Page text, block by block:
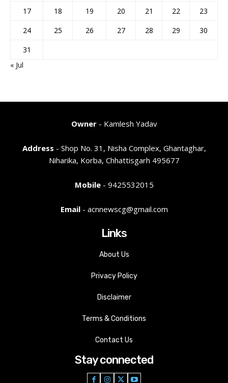
17
18 19 20 21 22
23
24
25 26 27 28 29
30
31
« Jul
Owner- Kamlesh Yadav
Address - Shop No. 31, Nisha Complex, Ghantaghar,
Niharika, Korba, Chhattisgarh 495677
Mobile- 9425532015
Email- acnnewscg@gmail.com
Links
About Us
Privacy Policy
Disclaimer
Terms & Conditions
Contact Us
Stay connected